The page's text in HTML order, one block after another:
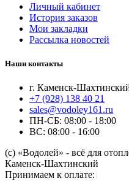
Личный кабинет
История заказов
Мои закладки
Рассылка новостей
Наши контакты
г. Каменск-
+7 (928) 138 40 21
sales@vodoley161.ru
ПН-СБ: 08:00 - 18:00
ВС: 08:00 - 16:00
(с) «Водолей» - всё для
Каменск-Шахтинский
Принимаем к оплате: